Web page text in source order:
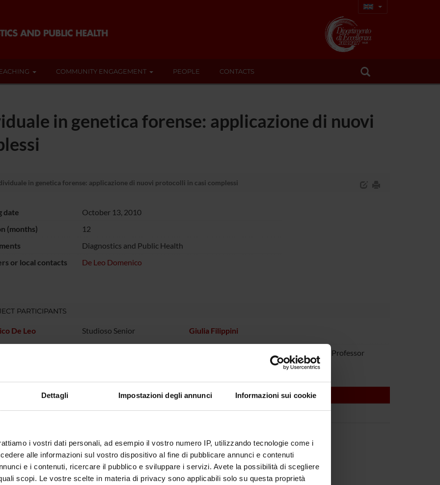
Dettagli Impostazioni degli annunci Informazioni sui cookie
i vostri dati personali, ad esempio il vostro numero IP, utilizzando tecnologie come i
alle informazioni sul vostro dispositivo al fine di pubblicare annunci e contenuti
e i contenuti, ricercare il pubblico e sviluppare i servizi. Avete la possibilità di scegliere
scopi. Le vostre scelte in materia di privacy sono applicabili solo su questa proprietà
COMMUNITY ENGAGEMENT PEOPLE CONTACTS
in genetica forense: applicazione di nuovi
in genetica forense: applicazione di nuovi protocolli in casi complessi
date
October 13, 2010
(months)
12
Diagnostics and Public Health
or local contacts
De Leo Domenico
PARTICIPANTS
De Leo Studioso Senior Giulia Filippini
Associate Professor
of Legal and Occupational Medicine